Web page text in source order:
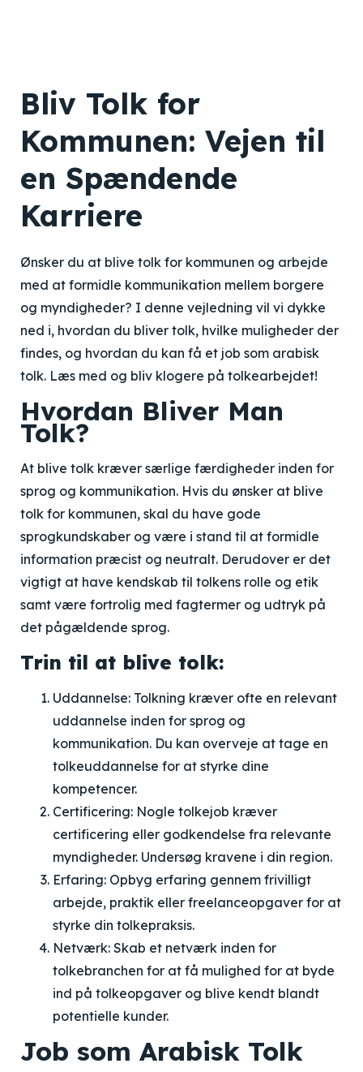
Bliv Tolk for
Kommunen: Vejen til
en Spændende
Karriere
Ønsker du at blive tolk for kommunen og arbejde
med at formidle kommunikation mellem borgere
og myndigheder? I denne vejledning vil vi dykke
ned i, hvordan du bliver tolk, hvilke muligheder der
findes, og hvordan du kan få et job som arabisk
tolk. Læs med og bliv klogere på tolkearbejdet!
Hvordan Bliver Man
Tolk?
At blive tolk kræver særlige færdigheder inden for
sprog og kommunikation. Hvis du ønsker at blive
tolk for kommunen, skal du have gode
sprogkundskaber og være i stand til at formidle
information præcist og neutralt. Derudover er det
vigtigt at have kendskab til tolkens rolle og etik
samt være fortrolig med fagtermer og udtryk på
det pågældende sprog.
Trin til at blive tolk:
Uddannelse: Tolkning kræver ofte en relevant
uddannelse inden for sprog og
kommunikation. Du kan overveje at tage en
tolkeuddannelse for at styrke dine
kompetencer.
Certificering: Nogle tolkejob kræver
certificering eller godkendelse fra relevante
myndigheder. Undersøg kravene i din region.
Erfaring: Opbyg erfaring gennem frivilligt
arbejde, praktik eller freelanceopgaver for at
styrke din tolkepraksis.
Netværk: Skab et netværk inden for
tolkebranchen for at få mulighed for at byde
ind på tolkeopgaver og blive kendt blandt
potentielle kunder.
Job som Arabisk Tolk